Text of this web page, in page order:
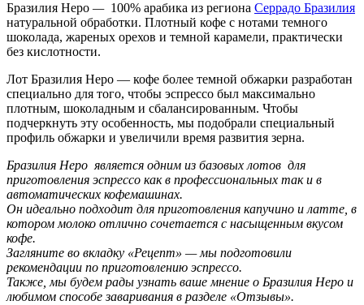
Бразилия Неро — 100% арабика из региона Серрадо Бразилия
натуральной обработки. Плотный кофе с нотами темного
шоколада, жареных орехов и темной карамели, практически
без кислотности.
Лот Бразилия Неро — кофе более темной обжарки разработан
специально для того, чтобы эспрессо был максимально
плотным, шоколадным и сбалансированным. Чтобы
подчеркнуть эту особенность, мы подобрали специальный
профиль обжарки и увеличили время развития зерна.
Бразилия Неро является одним из базовых лотов для
приготовления эспрессо как в профессиональных так и в
автоматических кофемашинах.
Он идеально подходит для приготовления капучино и латте, в
котором молоко отлично сочетается с насыщенным вкусом
кофе.
Загляните во вкладку «Рецепт» — мы подготовили
рекомендации по приготовлению эспрессо.
Также, мы будем рады узнать ваше мнение о Бразилия Неро и
любимом способе заваривания в разделе «Отзывы».